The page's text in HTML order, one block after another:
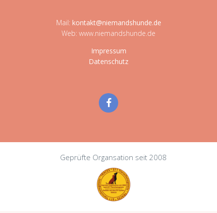
Mail: kontakt@niemandshunde.de
Web: www.niemandshunde.de
Impressum
Datenschutz
Geprüfte Organsation seit 2008